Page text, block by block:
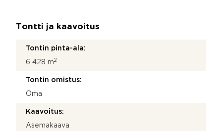
Tontti ja kaavoitus
Tontin pinta-ala:
6 428 m2
Tontin omistus:
Oma
Kaavoitus:
Asemakaava